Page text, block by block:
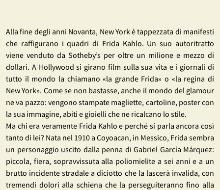
Alla fine degli anni Novanta, New York è tappezzata di manifesti
che raffigurano i quadri di Frida Kahlo. Un suo autoritratto
viene venduto da Sotheby’s per oltre un milione e mezzo di
dollari. A Hollywood si girano film sulla sua vita e i giornali di
tutto il mondo la chiamano «la grande Frida» o «la regina di
New York». Come se non bastasse, anche il mondo del glamour
ne va pazzo: vengono stampate magliette, cartoline, poster con
la sua immagine, abiti e gioielli che ne ricalcano lo stile.
Ma chi era veramente Frida Kahlo e perché si parla ancora così
tanto di lei? Nata nel 1910 a Coyoacan, in Messico, Frida sembra
un personaggio uscito dalla penna di Gabriel García Márquez:
piccola, fiera, sopravvissuta alla poliomielite a sei anni e a un
brutto incidente stradale a diciotto che la lascerà invalida, con
tremendi dolori alla schiena che la perseguiteranno fino alla